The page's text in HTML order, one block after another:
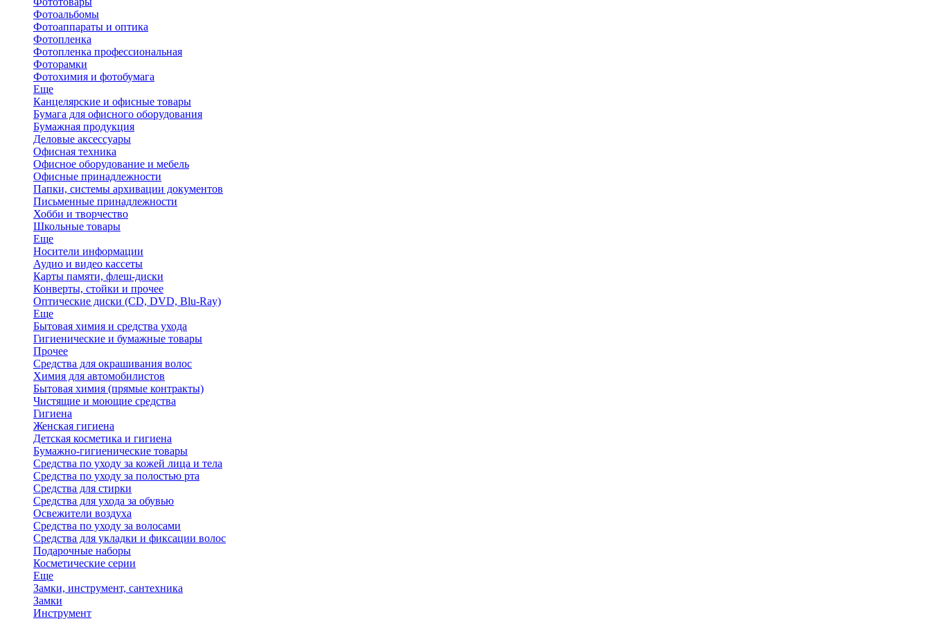
Фотоальбомы
Фотоаппараты и оптика
Фотопленка
Фотопленка профессиональная
Фоторамки
Фотохимия и фотобумага
Еще
Канцелярские и офисные товары
Бумага для офисного оборудования
Бумажная продукция
Деловые аксессуары
Офисная техника
Офисное оборудование и мебель
Офисные принадлежности
Папки, системы архивации документов
Письменные принадлежности
Хобби и творчество
Школьные товары
Еще
Носители информации
Аудио и видео кассеты
Карты памяти, флеш-диски
Конверты, стойки и прочее
Оптические диски (CD, DVD, Blu-Ray)
Еще
Бытовая химия и средства ухода
Гигиенические и бумажные товары
Прочее
Средства для окрашивания волос
Химия для автомобилистов
Бытовая химия (прямые контракты)
Чистящие и моющие средства
Гигиена
Женская гигиена
Детская косметика и гигиена
Бумажно-гигиенические товары
Средства по уходу за кожей лица и тела
Средства по уходу за полостью рта
Средства для стирки
Средства для ухода за обувью
Освежители воздуха
Средства по уходу за волосами
Средства для укладки и фиксации волос
Подарочные наборы
Косметические серии
Еще
Замки, инструмент, сантехника
Замки
Инструмент